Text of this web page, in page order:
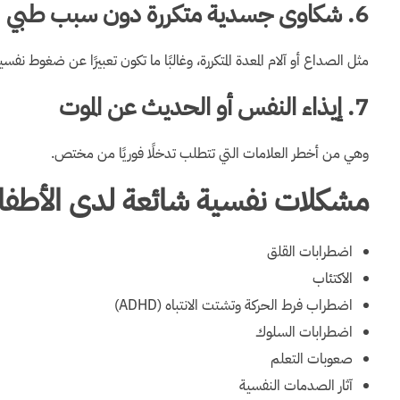
6. شكاوى جسدية متكررة دون سبب طبي
مثل الصداع أو آلام المعدة المتكررة، وغالبًا ما تكون تعبيرًا عن ضغوط
7. إيذاء النفس أو الحديث عن الموت
وهي من أخطر العلامات التي تتطلب تدخلًا فوريًا من مختص.
مشكلات نفسية شائعة لدى
اضطرابات القلق
الاكتئاب
اضطراب فرط الحركة وتشتت الانتباه (ADHD)
اضطرابات السلوك
صعوبات التعلم
آثار الصدمات النفسية